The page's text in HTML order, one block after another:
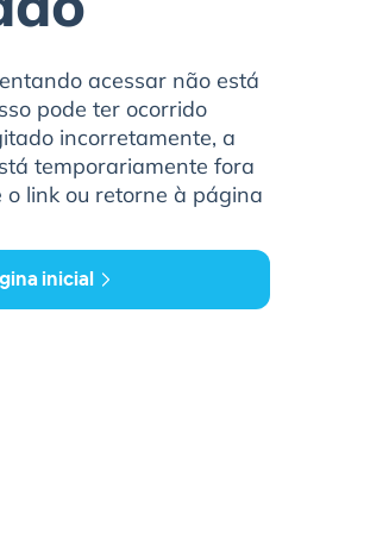
acessar não está
pode ter ocorrido
incorretamente, a
temporariamente fora
link ou retorne à página
inicial